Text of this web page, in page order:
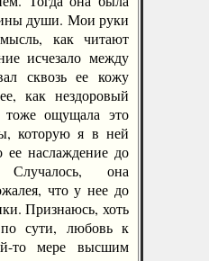
души. Мои руки
как читают
исчезало между
сквозь ее кожу
как нездоровый
тоже ощущала это
которую я в ней
наслаждение до
Случалось, она
что у нее до
Признаюсь, хоть
сути, любовь к
то мере высшим